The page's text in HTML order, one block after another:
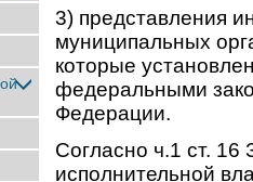
3) представления
муниципальных
которые
федеральными
Федерации.
Согласно ч.1 ст.
исполнительной